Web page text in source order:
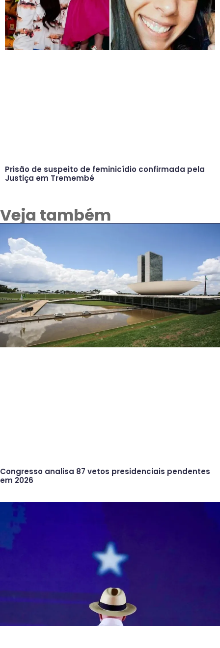
Prisão de suspeito de feminicídio confirmada pela
Justiça em Tremembé
Veja também
Congresso analisa 87 vetos presidenciais pendentes
em 2026